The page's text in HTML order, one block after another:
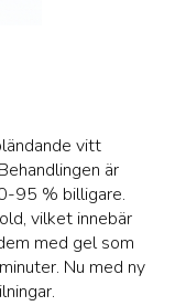
vitt
är
95 % billigare.
vilket innebär
med gel som
Nu med ny